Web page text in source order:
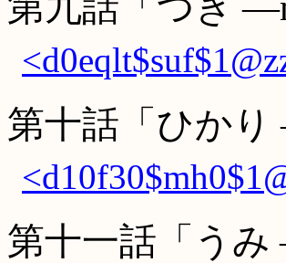
第十話「ひか
第十一話「う